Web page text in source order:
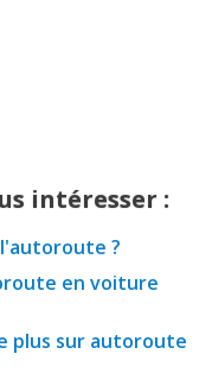
intéresser :
?
en voiture
plus sur autoroute